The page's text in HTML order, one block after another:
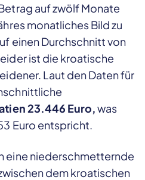
auf zwölf Monate
monatliches Bild zu
einen Durchschnitt von
ist die kroatische
Laut den Daten für
23.446 Euro,was
Euro entspricht.
eine niederschmetternde
dem kroatischen